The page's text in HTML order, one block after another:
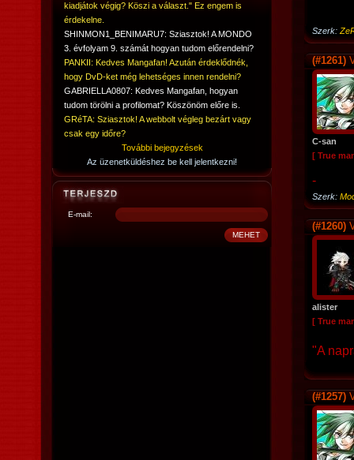
kiadjátok végig? Köszi a választ." Ez engem is
érdekelne.
SHINMON1_BENIMARU7: Sziasztok! A MONDO
3. évfolyam 9. számát hogyan tudom előrendelni?
PANKII: Kedves Mangafan! Azután érdeklődnék,
hogy DvD-ket még lehetséges innen rendelni?
GABRIELLA0807: Kedves Mangafan, hogyan
tudom törölni a profilomat? Köszönöm előre is.
GRéTA: Sziasztok! A webbolt végleg bezárt vagy
csak egy időre?
További bejegyzések
Az üzenetküldéshez be kell jelentkezni!
E-mail:
Szerk:
(#1261)
C-san
[ True
-
Szerk:
(#1260)
alister
[ True
"A
(#1257)